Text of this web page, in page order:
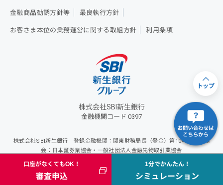
口座がなくてもOK！
審査申込
1分でかんたん！
シミュレーション
金融商品勧誘方針等 最良執行方針
お客さま本位の業務運営に関する取組方針 利用条項
株式会社SBI新生銀行
金融機関コード 0397
株式会社SBI新生銀行 登録金融機関：関東財務局長（登金）第10号 加入協
会：日本証券業協会・一般社団法人金融先物取引業協会
Copyright - SBI Shinsei Bank, Limited. All rights reserved.
トップ